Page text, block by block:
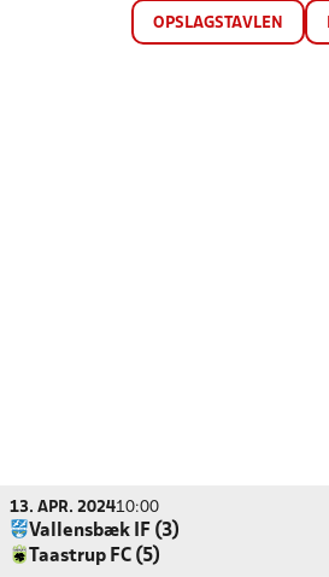
OPSLAGSTAVLEN
13. APR. 202410:00
Vallensbæk IF (3)
Taastrup FC (5)